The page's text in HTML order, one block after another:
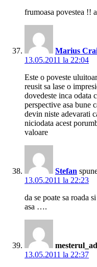
frumoasa povestea !!
Marius
13.05.2011 la 22:04
Este o poveste
reusit sa lase o
dovedeste inca odata
perspective asa bune
devin niste adevarati
niciodata acest
valoare
Stefan
13.05.2011 la 22:23
da se poate sa roada
asa ….
13.05.2011 la 22:37